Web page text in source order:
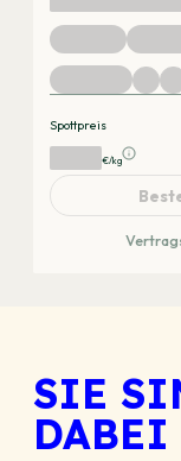
Spottpreis
€/kg
SIE